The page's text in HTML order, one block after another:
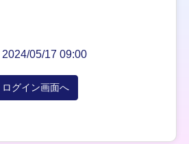
2024/05/17 09:00
ログイン画面へ